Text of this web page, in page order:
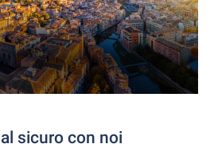
sicuro con noi